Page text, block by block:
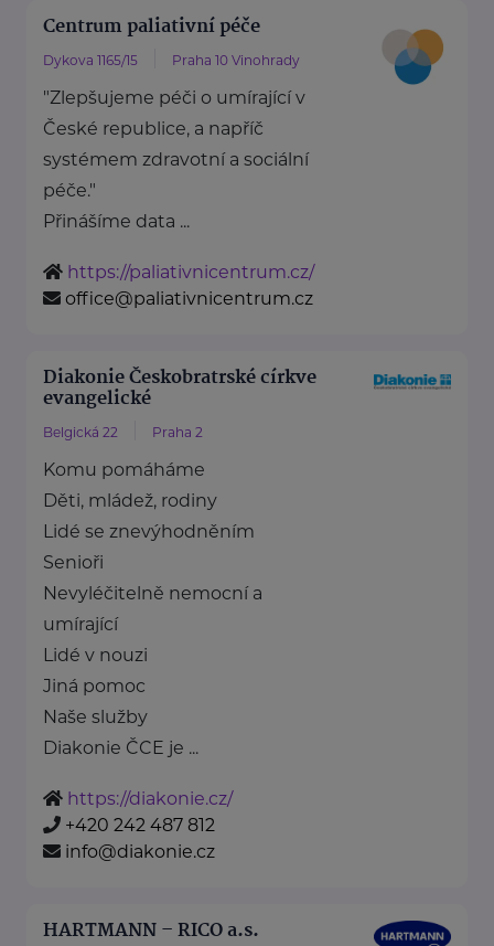
Centrum paliativní péče
Dykova 1165/15 Praha 10 Vinohrady
"Zlepšujeme péči o umírající v
České republice, a napříč
systémem zdravotní a sociální
péče."
Přinášíme data ...
https://paliativnicentrum.cz/
office@paliativnicentrum.cz
Diakonie Českobratrské církve
evangelické
Belgická 22 Praha 2
Komu pomáháme
Děti, mládež, rodiny
Lidé se znevýhodněním
Senioři
Nevyléčitelně nemocní a
umírající
Lidé v nouzi
Jiná pomoc
Naše služby
Diakonie ČCE je ...
https://diakonie.cz/
+420 242 487 812
info@diakonie.cz
HARTMANN – RICO a.s.